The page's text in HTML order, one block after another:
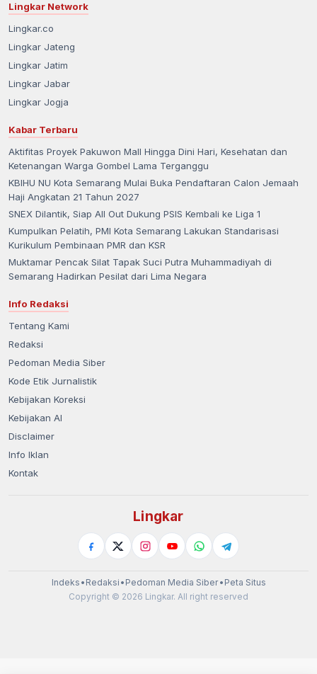
Lingkar Network
Lingkar.co
Lingkar Jateng
Lingkar Jatim
Lingkar Jabar
Lingkar Jogja
Kabar Terbaru
Aktifitas Proyek Pakuwon Mall Hingga Dini Hari, Kesehatan dan
Ketenangan Warga Gombel Lama Terganggu
KBIHU NU Kota Semarang Mulai Buka Pendaftaran Calon Jemaah
Haji Angkatan 21 Tahun 2027
SNEX Dilantik, Siap All Out Dukung PSIS Kembali ke Liga 1
Kumpulkan Pelatih, PMI Kota Semarang Lakukan Standarisasi
Kurikulum Pembinaan PMR dan KSR
Muktamar Pencak Silat Tapak Suci Putra Muhammadiyah di
Semarang Hadirkan Pesilat dari Lima Negara
Info Redaksi
Tentang Kami
Redaksi
Pedoman Media Siber
Kode Etik Jurnalistik
Kebijakan Koreksi
Kebijakan AI
Disclaimer
Info Iklan
Kontak
Lingkar
Indeks • Redaksi • Pedoman Media Siber• Peta Situs
Copyright © 2026 Lingkar. All right reserved